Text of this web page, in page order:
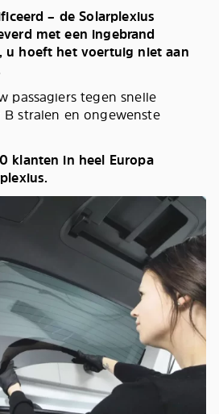
– de Solarplexius
met een ingebrand
u hoeft het voertuig niet aan
passagiers tegen snelle
stralen en ongewenste
klanten in heel Europa